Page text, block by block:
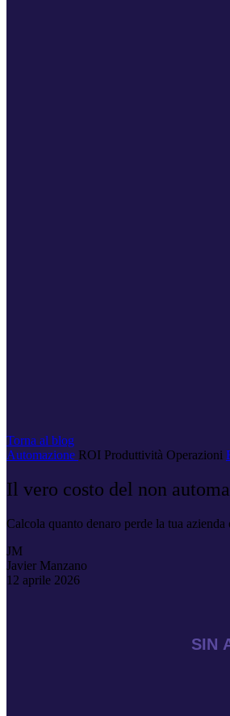
Torna al blog
Automazione ROI Produttività Operazioni
Il vero costo del non
Calcola quanto denaro perde la tua
JM
Javier Manzano
12 aprile 2026